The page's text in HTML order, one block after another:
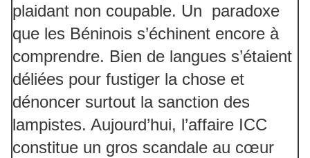
plaidant non coupable. Un paradoxe
que les Béninois s’échinent encore à
comprendre. Bien de langues s’étaient
déliées pour fustiger la chose et
dénoncer surtout la sanction des
lampistes. Aujourd’hui, l’affaire ICC
constitue un gros scandale au cœur